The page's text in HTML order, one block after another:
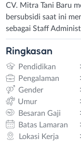
CV. Mitra Tani Baru
bersubsidi saat ini
sebagai Staff
Ringkasan
Pendidikan :
Pengalaman
:
Gender
:
Umur
:
Besaran Gaji
:
Batas Lamaran
:
Lokasi Kerja
: